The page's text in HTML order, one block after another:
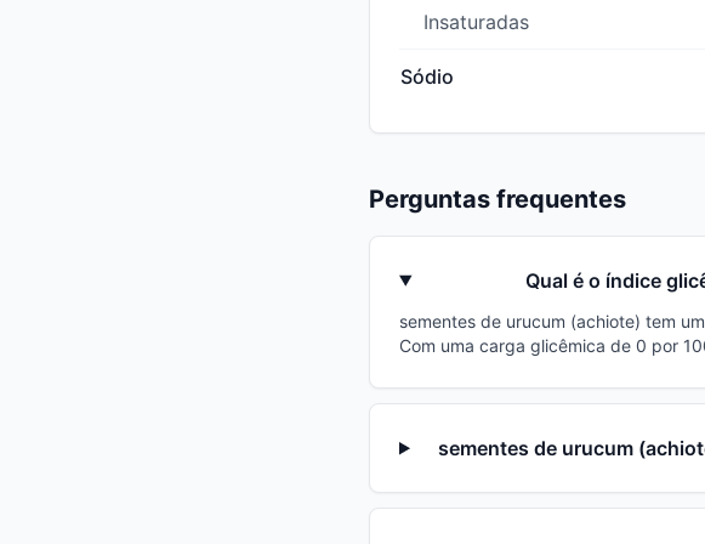
Insaturadas
Sódio
Perguntas frequentes
Qual é o índice
sementes de urucum (achiote) tem
Com uma carga glicêmica de 0 por
sementes de urucum